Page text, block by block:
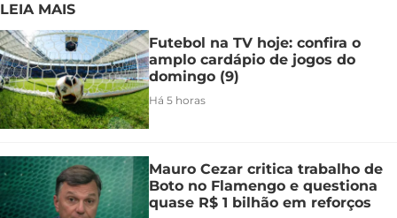
LEIA MAIS
Futebol na TV hoje: confira o
amplo cardápio de jogos do
domingo (9)
Há 5 horas
Mauro Cezar critica trabalho de
Boto no Flamengo e questiona
quase R$ 1 bilhão em reforços